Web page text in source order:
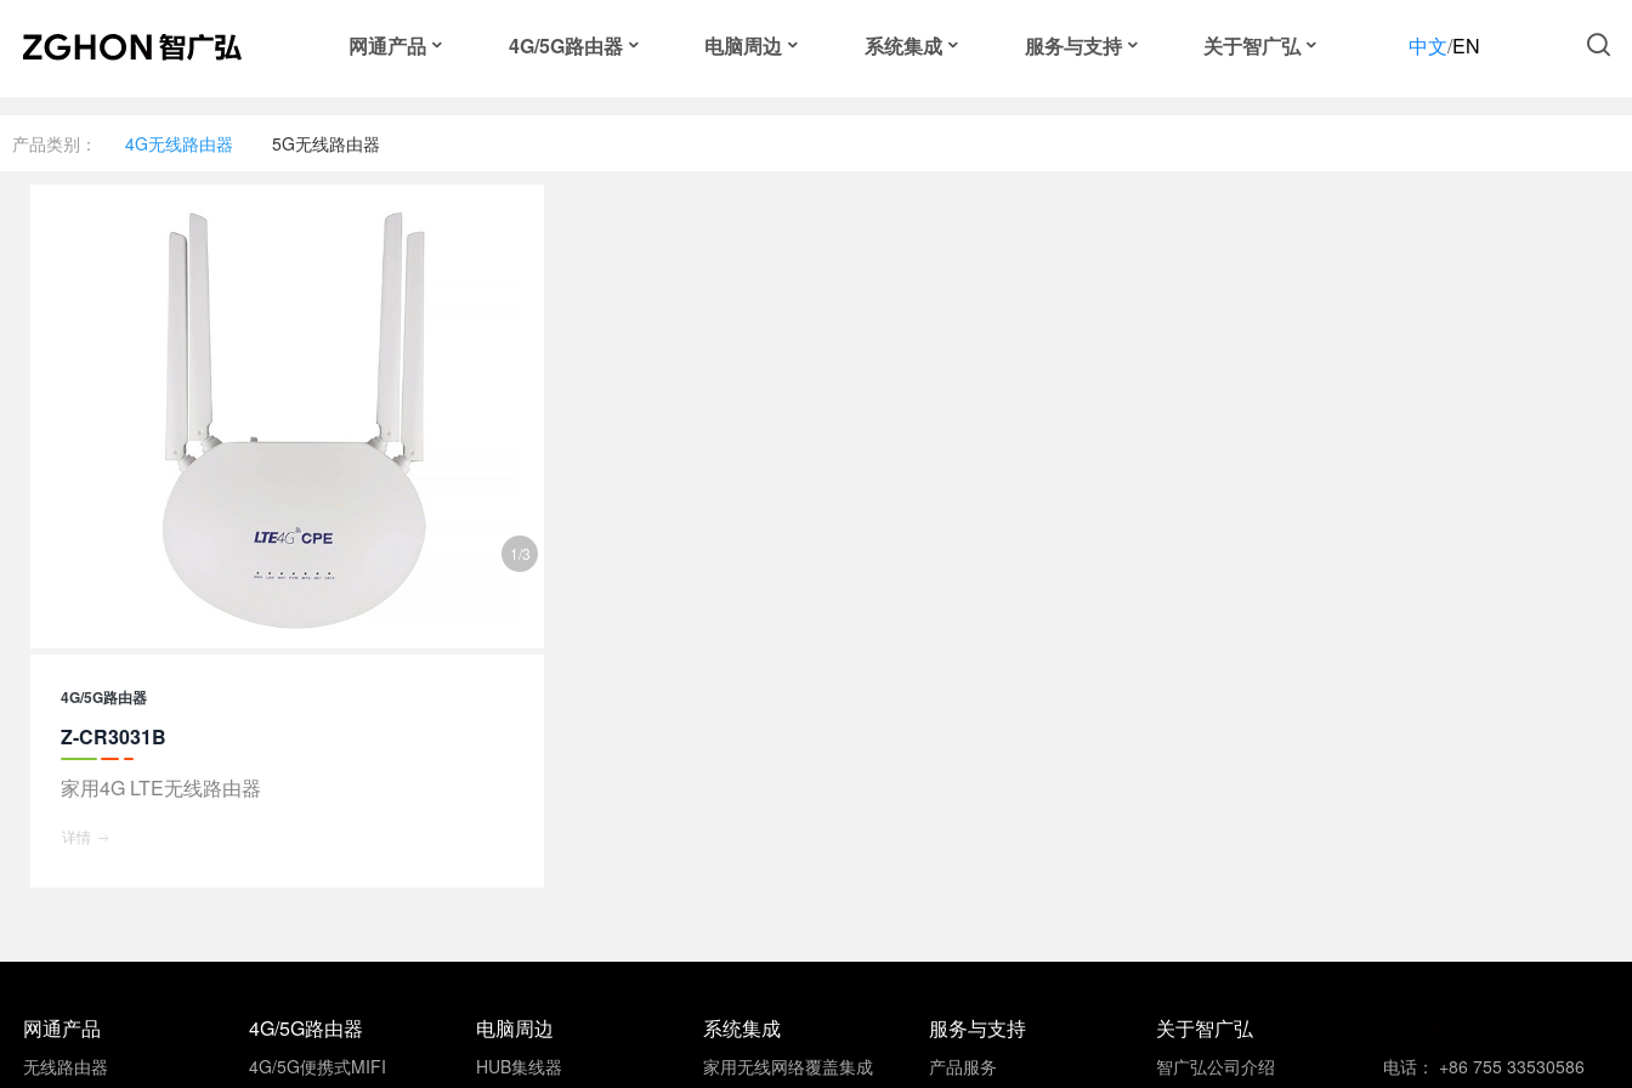
网通产品 4G/5G路由器 电脑周边 系统集成 服务与支持 关于智广弘 中文/EN
产品类别： 4G无线路由器 5G无线路由器
1/3
4G/5G路由器
Z-CR3031B
家用4G LTE无线路由器
详情
网通产品
无线路由器
4G/5G路由器
4G/5G便携式MIFI
电脑周边
HUB集线器
系统集成
家用无线网络覆盖集成
服务与支持
产品服务
关于智广弘
智广弘公司介绍
电话： +86 755 33530586